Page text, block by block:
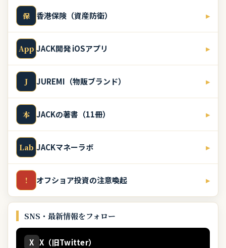
保 香港保険（資産防衛） ▸
App JACK開発 iOSアプリ ▸
J JUREMI（物販ブランド） ▸
本 JACKの著書（11冊） ▸
Lab JACKマネーラボ ▸
! オフショア投資の注意喚起 ▸
SNS・最新情報をフォロー
X X（旧Twitter）